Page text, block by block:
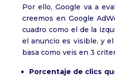
Por ello, Google va a
creemos en Google
cuadro como el de la
el anuncio es visible, y
basa como veis en 3
Porcentaje de clics